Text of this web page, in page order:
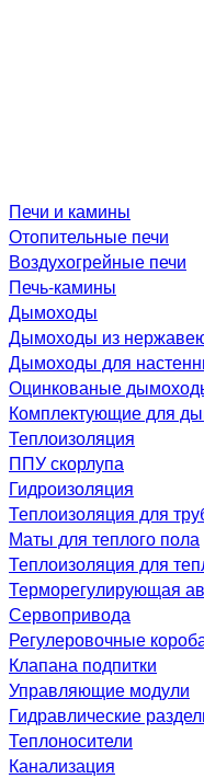
Печи и камины
Отопительные печи
Воздухогрейные печи
Печь-камины
Дымоходы
Дымоходы из
Дымоходы для
Оцинкованые
Комплектующие для
Теплоизоляция
ППУ скорлупа
Гидроизоляция
Теплоизоляция для
Маты для теплого пола
Теплоизоляция для
Терморегулирующая
Сервопривода
Регулеровочные
Клапана подпитки
Управляющие модули
Гидравлические
Теплоносители
Канализация